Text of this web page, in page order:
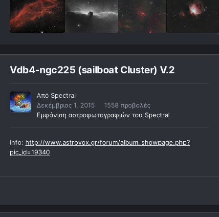
Vdb4-ngc225 (sailboat Cluster) V.2
Από Spectral
Δεκέμβριος 1, 2015
1558 προβολές
Εμφάνιση αστροφωτογραφιών του Spectral
Info: http://www.astrovox.gr/forum/album_showpage.php?
pic_id=19340